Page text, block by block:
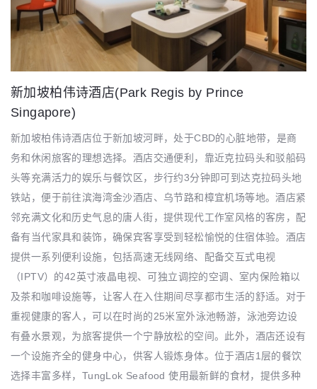
新加坡柏伟诗酒店(Park Regis by Prince
Singapore)
新加坡柏伟诗酒店位于新加坡河畔，处于CBD的心脏地带，是商
务和休闲旅客的理想选择。酒店交通便利，靠近克拉码头和驳船码
头等充满活力的娱乐与餐饮区，步行约3分钟即可到达克拉码头地
铁站，便于前往滨海湾金沙酒店、乌节路和樟宜机场等地。酒店紧
邻充满文化和历史气息的唐人街，提供现代工作室风格的客房，配
备有当代家具和装饰，确保宾客享受到轻松愉悦的住宿体验。酒店
提供一系列便利设施，包括高速无线网络、配备交互式电视
（IPTV）的42英寸液晶电视、可独立调控的空调、室内保险箱以
及茶和咖啡设施等，让客人在入住期间尽享都市生活的舒适。对于
重视健康的客人，可以在时尚的25米室外泳池畅游，泳池旁边设
有叠水景观，为旅客提供一个宁静放松的空间。此外，酒店还设有
一个设施齐全的健身中心，供客人锻炼身体。位于酒店1层的餐饮
选择丰富多样，TungLok Seafood 使用最新鲜的食材，提供多种